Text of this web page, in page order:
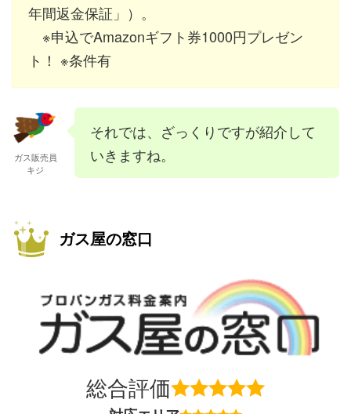
年間返金保証」）。
※申込でAmazonギフト券1000円プレゼン
ト！ ※条件有
ガス販売員
キジ
それでは、ざっくりですが紹介して
いきますね。
ガス屋の窓口
総合評価